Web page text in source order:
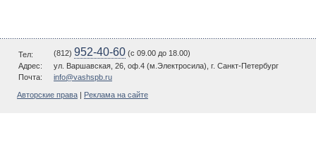
Тел: (812) 952-40-60 (c 09.00 до 18.00)
Адрес:
ул. Варшавская, 26, оф.4 (м.Электросила), г. Санкт-Петербург
Почта:
info@vashspb.ru
Авторские права Реклама на сайте